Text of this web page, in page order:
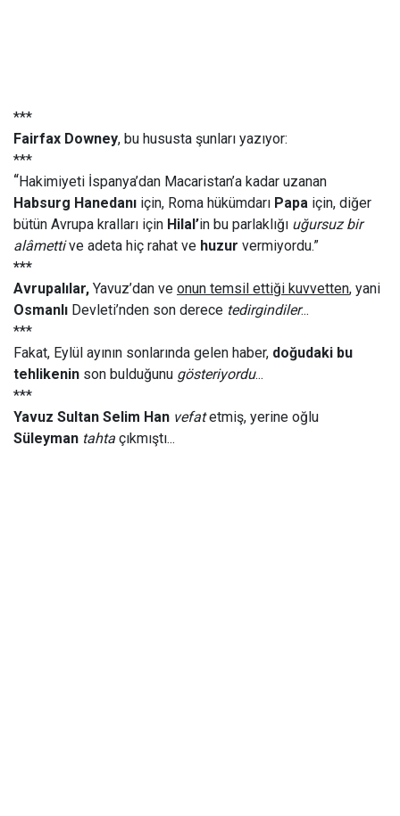
***
Fairfax Downey, bu hususta şunları yazıyor:
***
“Hakimiyeti İspanya’dan Macaristan’a kadar uzanan
Habsurg Hanedanı için, Roma hükümdarı Papa için, diğer
bütün Avrupa kralları için Hilal’in bu parlaklığı uğursuz bir
alâmetti ve adeta hiç rahat ve huzur vermiyordu.”
***
Avrupalılar, Yavuz’dan ve onun temsil ettiği kuvvetten, yani
Osmanlı Devleti’nden son derece tedirgindiler...
***
Fakat, Eylül ayının sonlarında gelen haber, doğudaki bu
tehlikenin son bulduğunu gösteriyordu...
***
Yavuz Sultan Selim Han vefat etmiş, yerine oğlu
Süleyman tahta çıkmıştı...